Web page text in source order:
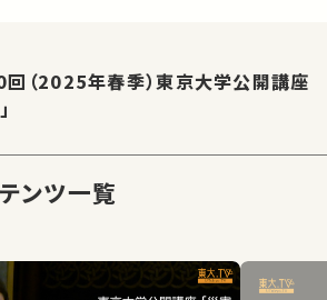
（2025年春季）東京大学公開講座
ンツ一覧